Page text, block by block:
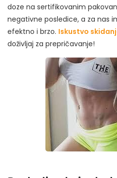
doze na sertifikovanim
negativne posledice, a za nas
efektno i brzo. Iskustvo
doživljaj za prepričavanje!